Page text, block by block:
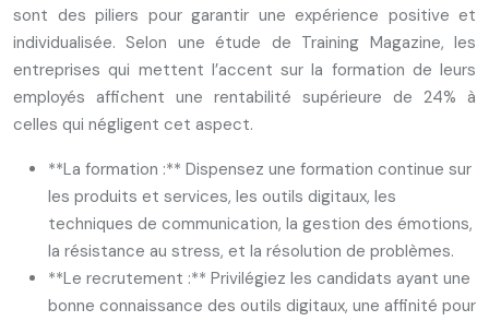
sont des piliers pour garantir une expérience positive et
individualisée. Selon une étude de Training Magazine, les
entreprises qui mettent l’accent sur la formation de leurs
employés affichent une rentabilité supérieure de 24% à
celles qui négligent cet aspect.
**La formation :** Dispensez une formation continue sur
les produits et services, les outils digitaux, les
techniques de communication, la gestion des émotions,
la résistance au stress, et la résolution de problèmes.
**Le recrutement :** Privilégiez les candidats ayant une
bonne connaissance des outils digitaux, une affinité pour